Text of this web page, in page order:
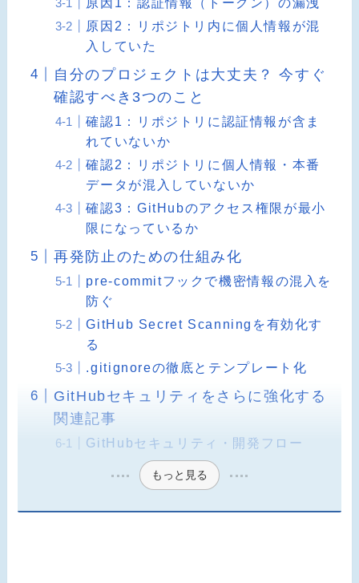
原因2：リポジトリ内に個人情報が混
入していた
自分のプロジェクトは大丈夫？ 今すぐ
確認すべき3つのこと
確認1：リポジトリに認証情報が含ま
れていないか
確認2：リポジトリに個人情報・本番
データが混入していないか
確認3：GitHubのアクセス権限が最小
限になっているか
再発防止のための仕組み化
pre-commitフックで機密情報の混入を
防ぐ
GitHub Secret Scanningを有効化す
る
.gitignoreの徹底とテンプレート化
GitHubセキュリティをさらに強化する
関連記事
GitHubセキュリティ・開発フロー
もっと見る